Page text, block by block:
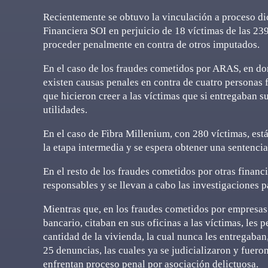
Recientemente se obtuvo la vinculación a proceso
Financiera SOI en perjuicio de 18 víctimas de las
proceder penalmente en contra de otros imputados.
En el caso de los fraudes cometidos por ARAS, en
existen causas penales en contra de cuatro
que hicieron creer a las víctimas que si entregaban
utilidades.
En el caso de Fibra Millenium, con 280 víctimas,
la etapa intermedia y se espera obtener una
En el resto de los fraudes cometidos por otras
responsables y se llevan a cabo las investigaciones
Mientras que, en los fraudes cometidos por
bancario, citaban en sus oficinas a las víctimas, les
cantidad de la vivienda, la cual nunca les
25 denuncias, las cuales ya se judicializaron y
enfrentan proceso penal por asociación delictuosa.